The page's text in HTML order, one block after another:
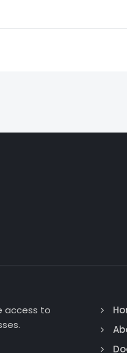
access to